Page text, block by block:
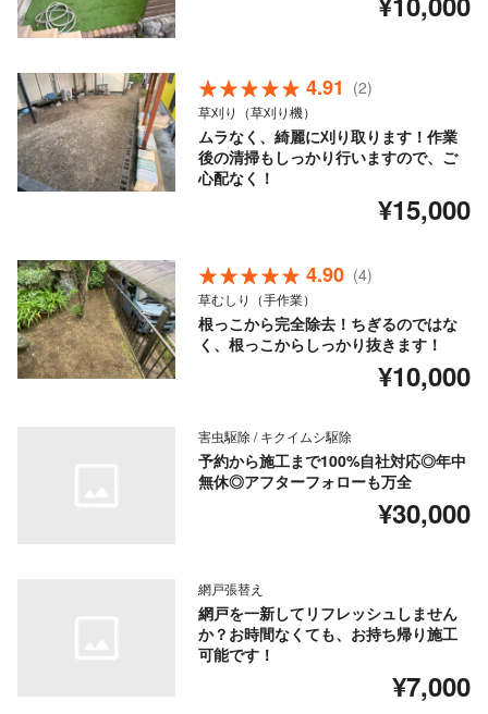
4.91 (2)
草刈り（草刈り機）
ムラなく、綺麗に刈り取ります！作業
後の清掃もしっかり行いますので、ご
心配なく！
¥15,000
4.90 (4)
草むしり（手作業）
根っこから完全除去！ちぎるのではな
く、根っこからしっかり抜きます！
¥10,000
害虫駆除 / キクイムシ駆除
予約から施工まで100%自社対応◎年中
無休◎アフターフォローも万全
¥30,000
網戸張替え
網戸を一新してリフレッシュしません
か？お時間なくても、お持ち帰り施工
可能です！
¥7,000